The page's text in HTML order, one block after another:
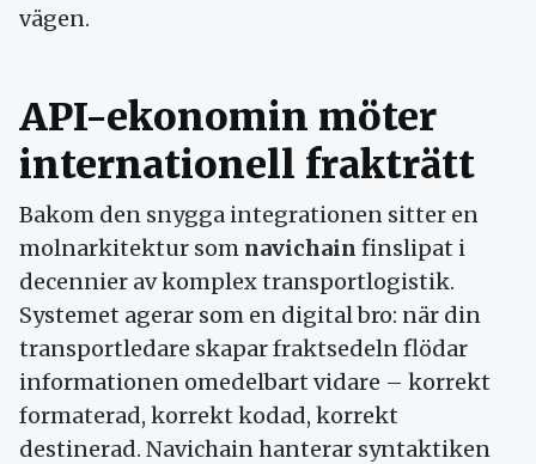
vägen.
API-ekonomin möter
internationell frakträtt
Bakom den snygga integrationen sitter en
molnarkitektur som navichain finslipat i
decennier av komplex transportlogistik.
Systemet agerar som en digital bro: när din
transportledare skapar fraktsedeln flödar
informationen omedelbart vidare – korrekt
formaterad, korrekt kodad, korrekt
destinerad. Navichain hanterar syntaktiken